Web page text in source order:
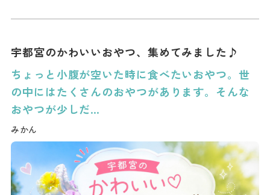
宇都宮のかわいいおやつ、集めてみました♪
ちょっと小腹が空いた時に食べたいおやつ。世
の中にはたくさんのおやつがあります。そんな
おやつが少しだ…
みかん